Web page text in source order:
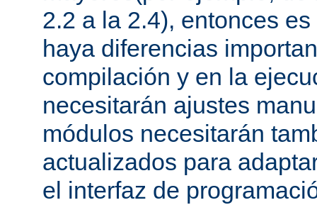
2.2 a la 2.4), entonces
haya diferencias
compilación y en la
necesitarán ajustes
módulos necesitarán
actualizados para
el interfaz de